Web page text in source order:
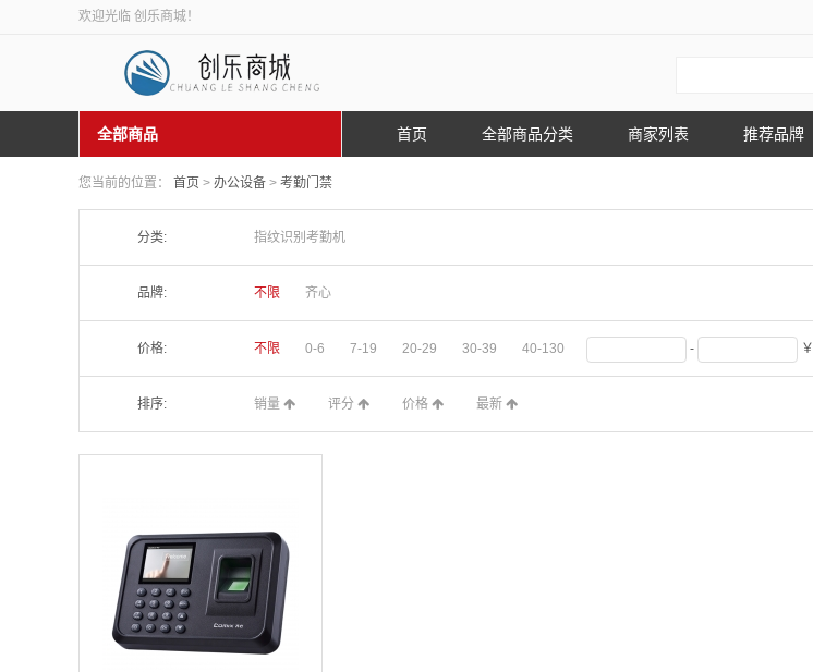
欢迎光临 创乐商城！
全部商品 首页 全部商品分类 商家列表 推荐品牌
您当前的位置： 首页 > 办公设备 > 考勤门禁
分类: 指纹识别考勤机
品牌: 不限 齐心
价格: 不限 0-6 7-19 20-29 30-39 40-130 - ￥
排序: 销量 评分 价格 最新